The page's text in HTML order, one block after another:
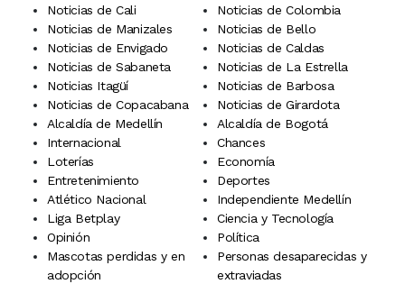
Noticias de Cali
Noticias de Colombia
Noticias de Manizales
Noticias de Bello
Noticias de Envigado
Noticias de Caldas
Noticias de Sabaneta
Noticias de La Estrella
Noticias Itagüí
Noticias de Barbosa
Noticias de Copacabana
Noticias de Girardota
Alcaldía de Medellín
Alcaldía de Bogotá
Internacional
Chances
Loterías
Economía
Entretenimiento
Deportes
Atlético Nacional
Independiente Medellín
Liga Betplay
Ciencia y Tecnología
Opinión
Política
Mascotas perdidas y en
adopción
Personas desaparecidas y
extraviadas